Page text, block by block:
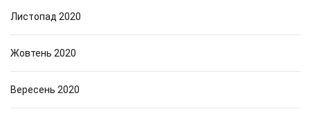
Листопад 2020
Жовтень 2020
Вересень 2020